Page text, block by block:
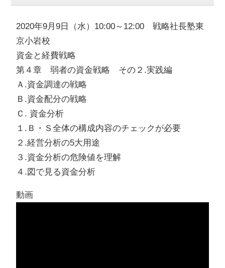
2020年9月9日（水）10:00～12:00 戦略社長塾東
京小岩校
資金と経費戦略
第４章 弱者の資金戦略 その２.実践編
Ａ.資金調達の戦略
Ｂ.資金配分の戦略
Ｃ. 資金分析
１.Ｂ・Ｓ全体の構成内容のチェックが必要
２.経営分析の5大用途
３.資金分析の危険値を理解
４.図で見る資金分析
動画